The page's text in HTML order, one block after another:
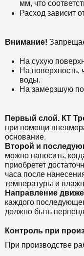
мм, что
Расход зависит
Внимание!
На сухую
На поверхность,
воды.
На замерзшую
Первый слой. КТ Т
при помощи
основание.
Второй и
можно наносить,
приобретет
часа после
температуры и
Направление
каждого
должно быть
Контроль при
При производстве